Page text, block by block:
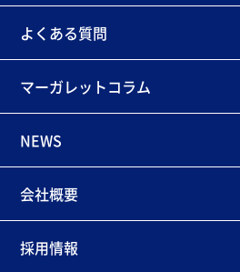
よくある質問
マーガレットコラム
NEWS
会社概要
採用情報